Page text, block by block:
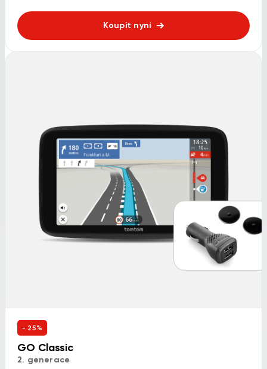
Koupit nyní
- 25%
GO Classic
2. generace